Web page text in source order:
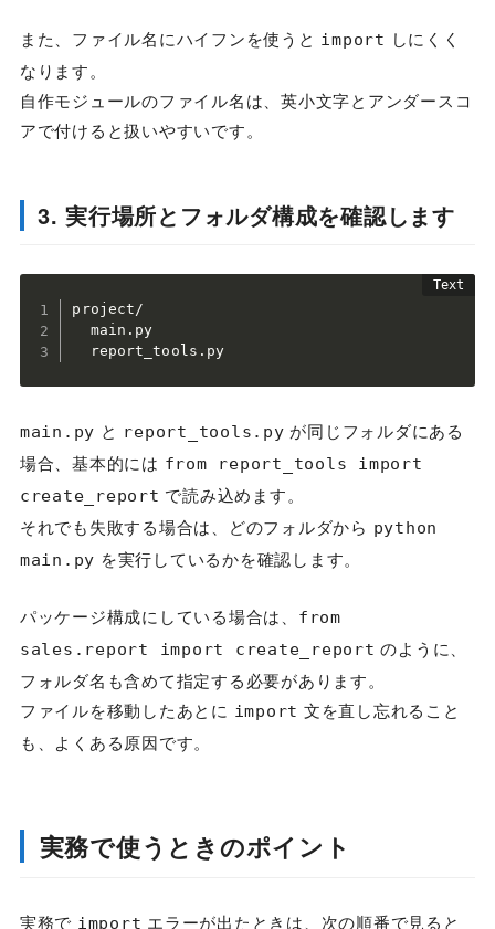
また、ファイル名にハイフンを使うと import しにくく
なります。
自作モジュールのファイル名は、英小文字とアンダースコ
アで付けると扱いやすいです。
3. 実行場所とフォルダ構成を確認します
project/
  main.py
  report_tools.py
main.py と report_tools.py が同じフォルダにある
場合、基本的には from report_tools import
create_report で読み込めます。
それでも失敗する場合は、どのフォルダから python
main.py を実行しているかを確認します。
パッケージ構成にしている場合は、
from
sales.report import create_report のように、
フォルダ名も含めて指定する必要があります。
ファイルを移動したあとに import 文を直し忘れること
も、よくある原因です。
実務で使うときのポイント
実務で import エラーが出たときは、次の順番で見ると